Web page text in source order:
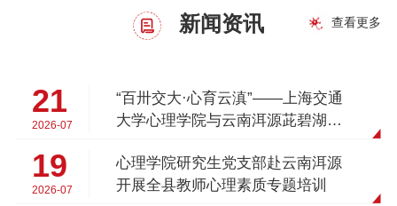
新闻资讯 查看更多
21
2026-07
“百卅交大·心育云滇”——上海交通
大学心理学院与云南洱源茈碧湖中
建交流会
19
2026-07
心理学院研究生党支部赴云南洱源
开展全县教师心理素质专题培训